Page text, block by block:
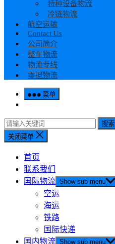
特种设备物流
冷链物流
航空运输
Contact Us
公司简介
整车物流
物流专线
零担物流
菜单
搜索
关闭菜单
首页
联系我们
国际物流 Show sub menu
空运
海运
铁路
国际快递
国内物流 Show sub menu